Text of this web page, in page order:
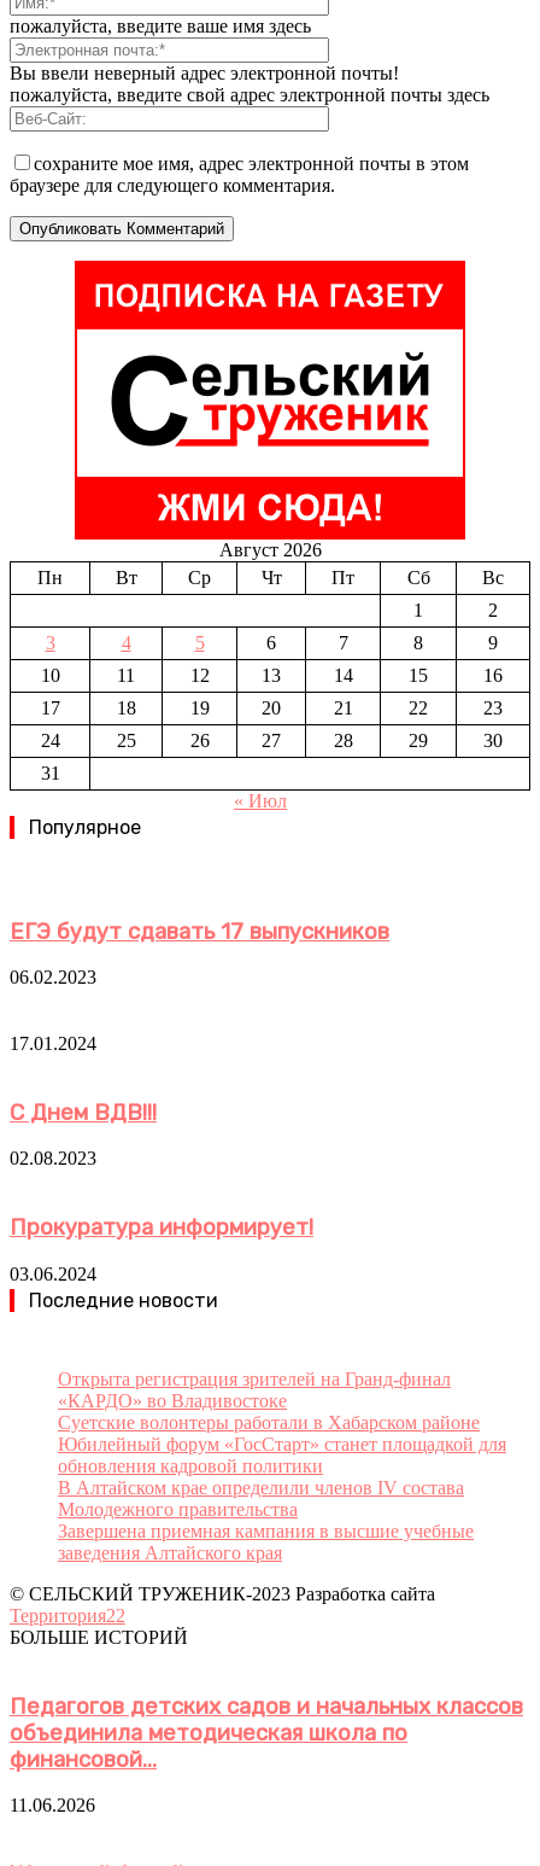
пожалуйста, введите ваше имя здесь
Вы ввели неверный адрес электронной почты!
пожалуйста, введите свой адрес электронной почты здесь
сохраните мое имя, адрес электронной почты в этом
браузере для следующего комментария.
Август 2026
Пн
Вт Ср Чт Пт Сб
Вс
1
2
3
4 5 6 7 8
9
10
11 12 13 14 15
16
17
18 19 20 21 22
23
24
25 26 27 28 29
30
31
« Июл
Популярное
ЕГЭ будут сдавать 17 выпускников
06.02.2023
17.01.2024
С Днем ВДВ!!!
02.08.2023
Прокуратура информирует!
03.06.2024
Последние новости
Открыта регистрация зрителей на Гранд-финал
«КАРДО» во Владивостоке
Суетские волонтеры работали в Хабарском районе
Юбилейный форум «ГосСтарт» станет площадкой для
обновления кадровой политики
В Алтайском крае определили членов IV состава
Молодежного правительства
Завершена приемная кампания в высшие учебные
заведения Алтайского края
© СЕЛЬСКИЙ ТРУЖЕНИК-2023 Разработка сайта
Территория22
БОЛЬШЕ ИСТОРИЙ
Педагогов детских садов и начальных классов
объединила методическая школа по
финансовой...
11.06.2026